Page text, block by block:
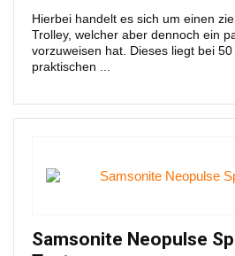
Hierbei handelt es sich um einen
Trolley, welcher aber dennoch ein
vorzuweisen hat. Dieses liegt bei
praktischen ...
Samsonite Neopulse